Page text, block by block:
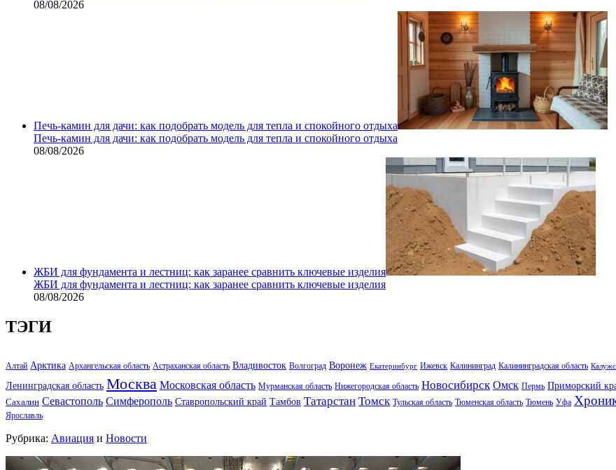
08/08/2026
Печь-камин для дачи: как подобрать модель для тепла и спокойного отдыха
Печь-камин для дачи: как подобрать модель для тепла и спокойного отдыха
08/08/2026
ЖБИ для фундамента и лестниц: как заранее сравнить ключевые изделия
ЖБИ для фундамента и лестниц: как заранее сравнить ключевые изделия
08/08/2026
ТЭГИ
Алтай Арктика Архангельская область Астраханская область Владивосток Волгоград Воронеж Екатеринбург Ижевск Калининград Калининградская область
Ленинградская область Москва Московская область Мурманская область Нижегородская область Новосибирск Омск Пермь Приморский
Сахалин Севастополь Симферополь Ставропольский край Тамбов Татарстан Томск Тульская область Тюменская область Тюмень Уфа
Ярославль
Рубрика: Авиация и Новости